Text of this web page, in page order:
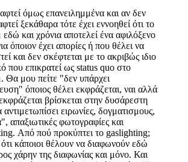
όμως επανειλημμένα και αν δεν
ξεκάθαρα τότε έχει εννοηθεί ότι το
και χρόνια αποτελεί ένα αφιλόξενο
όποιον έχει απορίες ή που θέλει να
και δεν σκέφτεται με το ακριβώς ιδιο
που επικρατεί ως status quo στο
Θα μου πείτε "δεν υπάρχει
όποιος θέλει εκφράζεται, ναι αλλά
βρίσκεται στην δυσάρεστη
ειρωνίες, δογματισμους,
απαξιωτικές φωτογραφίες και
Από πού προκύπτει το gaslighting;
κάποιοι θέλουν να διαφωνούν εδώ
χάρην της διαφωνίας και μόνο. Και